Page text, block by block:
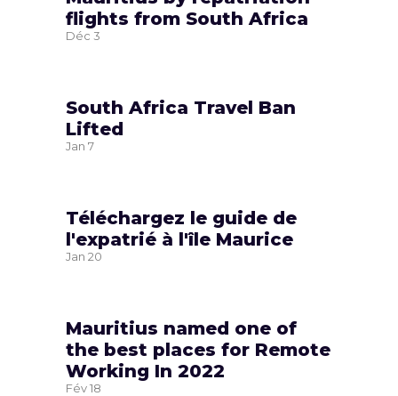
flights from South Africa
Déc 3
South Africa Travel Ban
Lifted
Jan 7
Téléchargez le guide de
l'expatrié à l'île Maurice
Jan 20
Mauritius named one of
the best places for Remote
Working In 2022
Fév18